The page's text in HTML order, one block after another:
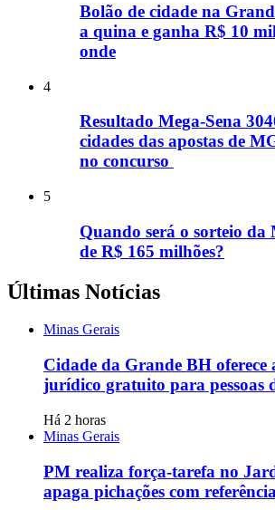
Bolão de cidade na
a quina e ganha R$ 10
onde
4
Resultado Mega-Sena
cidades das apostas de
no concurso
5
Quando será o sorteio da
de R$ 165 milhões?
Últimas Notícias
Minas Gerais
Cidade da Grande BH oferece
jurídico gratuito para pessoas
Há 2 horas
Minas Gerais
PM realiza força-tarefa no
apaga pichações com